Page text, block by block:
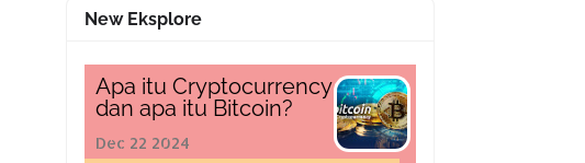
New Eksplore
Apa itu Cryptocurrency
dan apa itu Bitcoin?
Dec 22 2024